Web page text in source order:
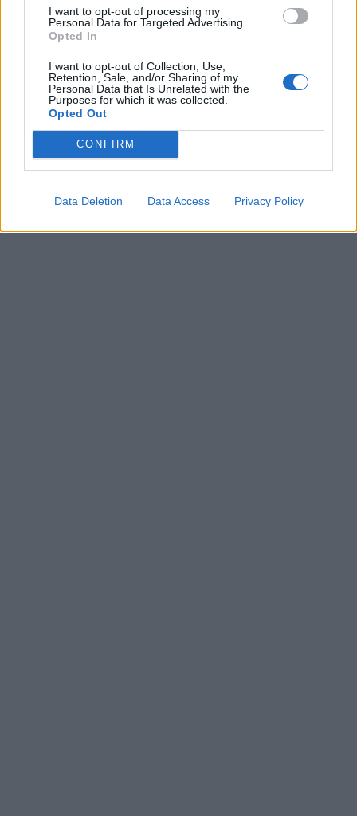
I want to opt-out of processing my
Personal Data for Targeted Advertising.
Opted In
I want to opt-out of Collection, Use,
Retention, Sale, and/or Sharing of my
Personal Data that Is Unrelated with the
Purposes for which it was collected.
Opted Out
CONFIRM
Data Deletion Data Access Privacy Policy